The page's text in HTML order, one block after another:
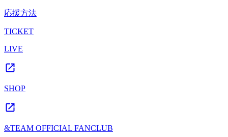
応援方法
TICKET
LIVE
SHOP
&TEAM OFFICIAL FANCLUB